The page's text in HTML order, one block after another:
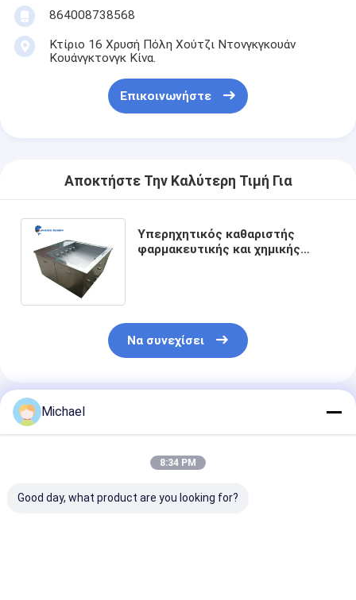
864008738568
Κτίριο 16 Χρυσή Πόλη Χούτζι Ντονγκγκουάν
Κουάνγκτονγκ Κίνα.
Επικοινωνήστε
Αποκτήστε Την Καλύτερη Τιμή Για
Υπερηχητικός καθαριστής
φαρμακευτικής και χημικής
Να συνεχίσει
Συνιστώμενα Προϊόντα
Michael
8:34 PM
Good day, what product are you looking for?